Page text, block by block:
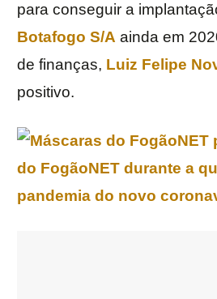
para conseguir a
Botafogo S/A ainda em
de finanças, Luiz Felipe
positivo.